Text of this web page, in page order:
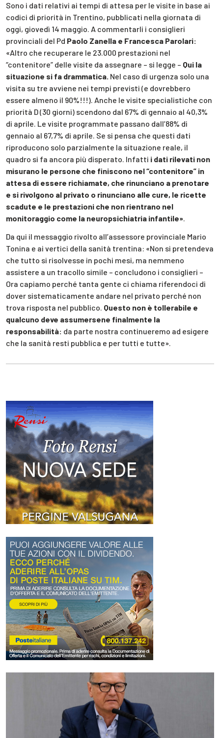
Sono i dati relativi ai tempi di attesa per le visite in base ai
codici di priorità in Trentino, pubblicati nella giornata di
oggi, giovedì 14 maggio. A commentarli i consiglieri
provinciali del Pd Paolo Zanella e Francesca Parolari:
«Altro che recuperare le 23.000 prestazioni nel
“contenitore” delle visite da assegnare – si legge – Qui la
situazione si fa drammatica. Nel caso di urgenza solo una
visita su tre avviene nei tempi previsti (e dovrebbero
essere almeno il 90%!!!). Anche le visite specialistiche con
priorità D (30 giorni) scendono dal 67% di gennaio al 40,3%
di aprile. Le visite programmate passano dall’88% di
gennaio al 67,7% di aprile. Se si pensa che questi dati
riproducono solo parzialmente la situazione reale, il
quadro si fa ancora più disperato. Infatti i dati rilevati non
misurano le persone che finiscono nel “contenitore” in
attesa di essere richiamate, che rinunciano a prenotare
e si rivolgono al privato o rinunciano alle cure, le ricette
scadute e le prestazioni che non rientrano nel
monitoraggio come la neuropsichiatria infantile».
Da qui il messaggio rivolto all’assessore provinciale Mario
Tonina e ai vertici della sanità trentina: «Non si pretendeva
che tutto si risolvesse in pochi mesi, ma nemmeno
assistere a un tracollo simile – concludono i consiglieri –
Ora capiamo perché tanta gente ci chiama riferendoci di
dover sistematicamente andare nel privato perché non
trova risposta nel pubblico. Questo non è tollerabile e
qualcuno deve assumersene finalmente la
responsabilità: da parte nostra continueremo ad esigere
che la sanità resti pubblica e per tutti e tutte».